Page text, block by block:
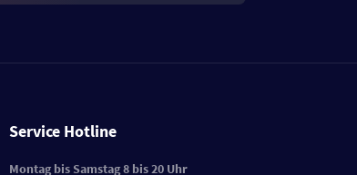
Service Hotline
Montag bis Samstag 8 bis 20 Uhr